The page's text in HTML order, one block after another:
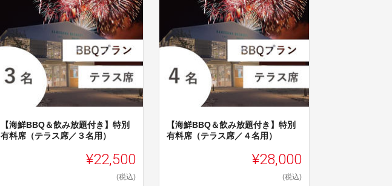
【海鮮BBQ＆飲み放題付き】特別
有料席（テラス席／３名用）
¥22,500
(税込)
【海鮮BBQ＆飲み放題付き】特別
有料席（テラス席／４名用）
¥28,000
(税込)